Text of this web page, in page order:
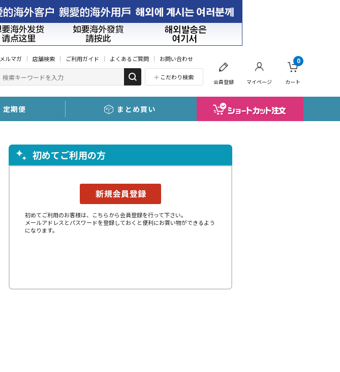
メルマガ 店舗検索 ご利用ガイド よくあるご質問 お問い合わせ
こだわり検索
会員登録 マイページ カート
0
定期便 まとめ買い
初めてご利用の方
初めてご利用のお客様は、こちらから会員登録を行って下さい。
メールアドレスとパスワードを登録しておくと便利にお買い物ができるよう
になります。